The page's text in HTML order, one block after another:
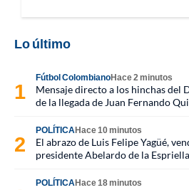
Lo último
Fútbol ColombianoHace 2 minutos
Mensaje directo a los hinchas del
de la llegada de Juan Fernando
POLÍTICAHace 10 minutos
El abrazo de Luis Felipe Yagüé,
presidente Abelardo de la Espriella
POLÍTICAHace 18 minutos